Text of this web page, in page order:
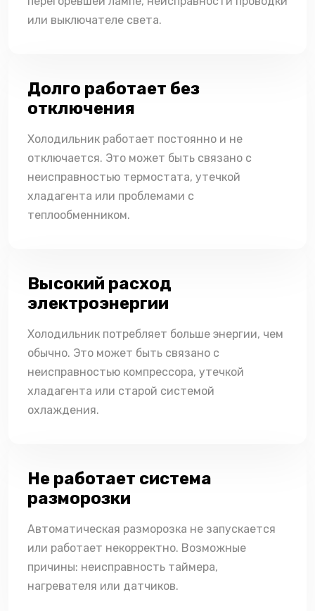
или выключателе света.
Долго работает без
отключения
Холодильник работает постоянно и не
отключается. Это может быть связано с
неисправностью термостата, утечкой
хладагента или проблемами с
теплообменником.
Высокий расход
электроэнергии
Холодильник потребляет больше энергии, чем
обычно. Это может быть связано с
неисправностью компрессора, утечкой
хладагента или старой системой
охлаждения.
Не работает система
разморозки
Автоматическая разморозка не запускается
или работает некорректно. Возможные
причины: неисправность таймера,
нагревателя или датчиков.